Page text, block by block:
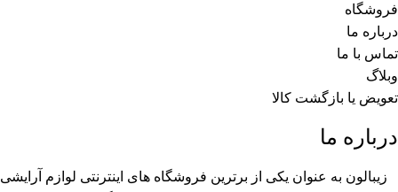
فروشگاه
درباره ما
تماس با ما
وبلاگ
تعویض یا بازگشت کالا
درباره ما
زیبالون به عنوان یکی از برترین فروشگاه های اینترنتی لوازم آرایشی